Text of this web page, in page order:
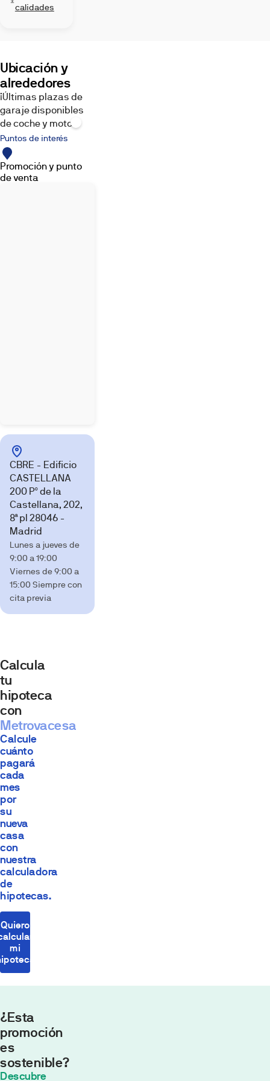
calidades
Ubicación y
alrededores
¡Últimas plazas de
garaje disponibles
de coche y moto!
Puntos de interés
Promoción y punto
de venta
CBRE - Edificio
CASTELLANA
200 Pº de la
Castellana, 202,
8ª pl 28046 -
Madrid
Lunes a jueves de
9:00 a 19:00
Viernes de 9:00 a
15:00 Siempre con
cita previa
Calcula
tu
hipoteca
con
Metrovacesa
Calcule
cuánto
pagará
cada
mes
por
su
nueva
casa
con
nuestra
calculadora
de
hipotecas.
Quiero
mi
Cuota
¿Esta
promoción
es
sostenible?
Descubre
galería de
imágenes.